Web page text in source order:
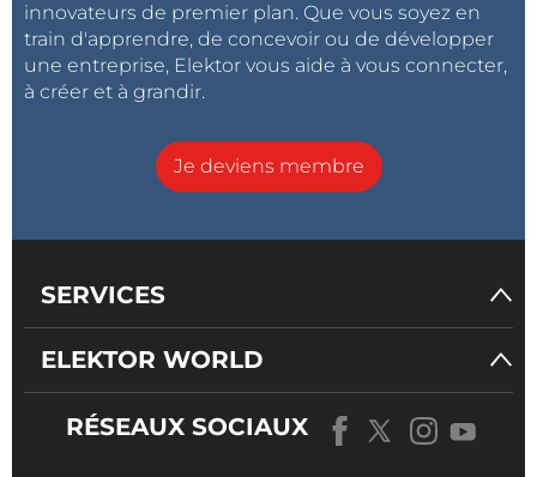
innovateurs de premier plan. Que vous soyez en
train d'apprendre, de concevoir ou de développer
une entreprise, Elektor vous aide à vous connecter,
à créer et à grandir.
Je deviens membre
SERVICES
ELEKTOR WORLD
RÉSEAUX SOCIAUX